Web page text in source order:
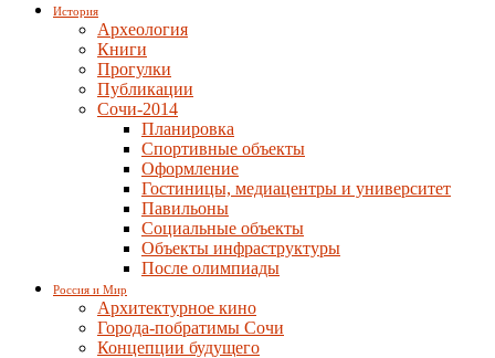
История
Археология
Книги
Прогулки
Публикации
Сочи-2014
Планировка
Спортивные объекты
Оформление
Гостиницы, медиацентры и университет
Павильоны
Социальные объекты
Объекты инфраструктуры
После олимпиады
Россия и Мир
Архитектурное кино
Города-побратимы Сочи
Концепции будущего